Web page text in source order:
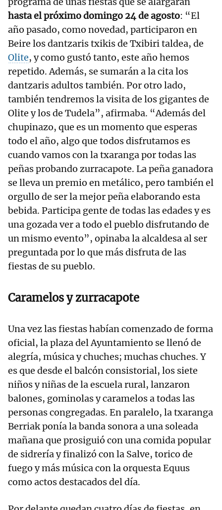
hasta el próximo domingo 24 de agosto: “El
año pasado, como novedad, participaron en
Beire los dantzaris txikis de Txibiri taldea, de
Olite, y como gustó tanto, este año hemos
repetido. Además, se sumarán a la cita los
dantzaris adultos también. Por otro lado,
también tendremos la visita de los gigantes de
Olite y los de Tudela”, afirmaba. “Además del
chupinazo, que es un momento que esperas
todo el año, algo que todos disfrutamos es
cuando vamos con la txaranga por todas las
peñas probando zurracapote. La peña ganadora
se lleva un premio en metálico, pero también el
orgullo de ser la mejor peña elaborando esta
bebida. Participa gente de todas las edades y es
una gozada ver a todo el pueblo disfrutando de
un mismo evento”, opinaba la alcaldesa al ser
preguntada por lo que más disfruta de las
fiestas de su pueblo.
Caramelos y zurracapote
Una vez las fiestas habían comenzado de forma
oficial, la plaza del Ayuntamiento se llenó de
alegría, música y chuches; muchas chuches. Y
es que desde el balcón consistorial, los siete
niños y niñas de la escuela rural, lanzaron
balones, gominolas y caramelos a todas las
personas congregadas. En paralelo, la txaranga
Berriak ponía la banda sonora a una soleada
mañana que prosiguió con una comida popular
de sidrería y finalizó con la Salve, torico de
fuego y más música con la orquesta Equus
como actos destacados del día.